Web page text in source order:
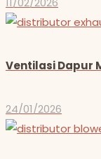
Ventilasi Dapur
24/01/2026